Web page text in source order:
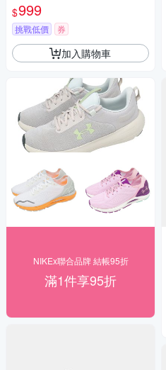
$999
挑戰低價 券
加入購物車
NIKEx聯合品牌 結帳95折
滿1件享95折